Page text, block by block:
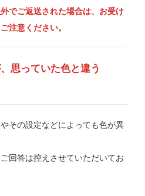
でご返送された場合は、お受け
注意ください。
思っていた色と違う
その設定などによっても色が異
回答は控えさせていただいてお